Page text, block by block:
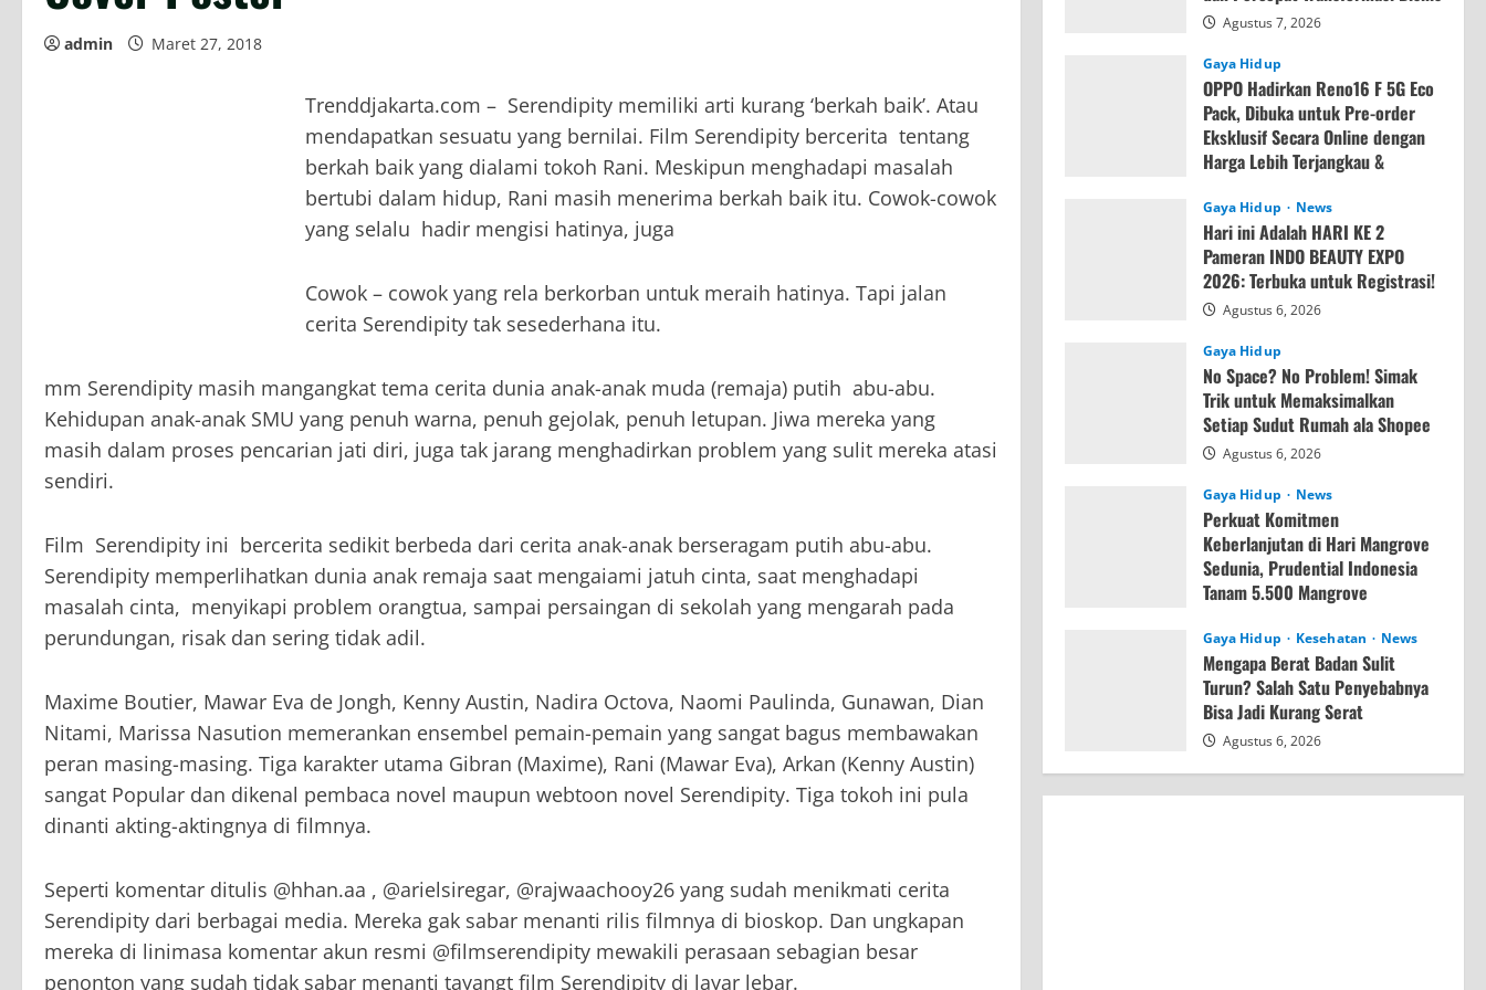
admin Maret 27, 2018
Trenddjakarta.com – Serendipity memiliki arti kurang ‘berkah baik’. Atau
mendapatkan sesuatu yang bernilai. Film Serendipity bercerita tentang
berkah baik yang dialami tokoh Rani. Meskipun menghadapi masalah
bertubi dalam hidup, Rani masih menerima berkah baik itu. Cowok-cowok
yang selalu hadir mengisi hatinya, juga
Cowok – cowok yang rela berkorban untuk meraih hatinya. Tapi jalan
cerita Serendipity tak sesederhana itu.
mm Serendipity masih mangangkat tema cerita dunia anak-anak muda (remaja) putih abu-abu.
Kehidupan anak-anak SMU yang penuh warna, penuh gejolak, penuh letupan. Jiwa mereka yang
masih dalam proses pencarian jati diri, juga tak jarang menghadirkan problem yang sulit mereka atasi
sendiri.
Film Serendipity ini bercerita sedikit berbeda dari cerita anak-anak berseragam putih abu-abu.
Serendipity memperlihatkan dunia anak remaja saat mengaiami jatuh cinta, saat menghadapi
masalah cinta, menyikapi problem orangtua, sampai persaingan di sekolah yang mengarah pada
perundungan, risak dan sering tidak adil.
Maxime Boutier, Mawar Eva de Jongh, Kenny Austin, Nadira Octova, Naomi Paulinda, Gunawan, Dian
Nitami, Marissa Nasution memerankan ensembel pemain-pemain yang sangat bagus membawakan
peran masing-masing. Tiga karakter utama Gibran (Maxime), Rani (Mawar Eva), Arkan (Kenny Austin)
sangat Popular dan dikenal pembaca novel maupun webtoon novel Serendipity. Tiga tokoh ini pula
dinanti akting-aktingnya di filmnya.
Seperti komentar ditulis @hhan.aa , @arielsiregar, @rajwaachooy26 yang sudah menikmati cerita
Serendipity dari berbagai media. Mereka gak sabar menanti rilis filmnya di bioskop. Dan ungkapan
mereka di linimasa komentar akun resmi @filmserendipity mewakili perasaan sebagian besar
penonton yang sudah tidak sabar menanti tayangt film Serendipity di layar lebar.
Agustus 7, 2026
Gaya Hidup
OPPO Hadirkan Reno16 F 5G Eco
Pack, Dibuka untuk Pre-order
Eksklusif Secara Online dengan
Harga Lebih Terjangkau &
Agustus 7, 2026
Gaya Hidup News
Hari ini Adalah HARI KE 2
Pameran INDO BEAUTY EXPO
2026: Terbuka untuk Registrasi!
Agustus 6, 2026
Gaya Hidup
No Space? No Problem! Simak
Trik untuk Memaksimalkan
Setiap Sudut Rumah ala Shopee
Agustus 6, 2026
Gaya Hidup News
Perkuat Komitmen
Keberlanjutan di Hari Mangrove
Sedunia, Prudential Indonesia
Tanam 5.500 Mangrove
Gaya Hidup
Kesehatan News
Mengapa Berat Badan Sulit
Turun? Salah Satu Penyebabnya
Bisa Jadi Kurang Serat
Agustus 6, 2026